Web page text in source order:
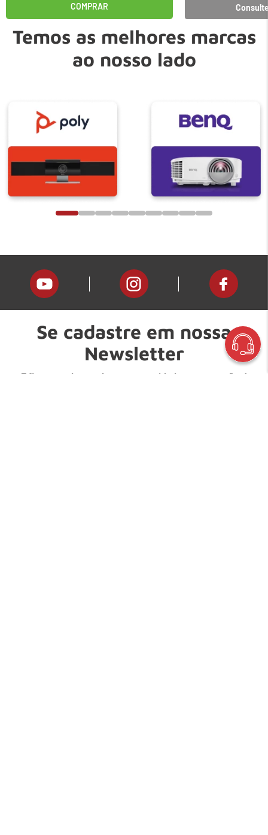
COMPRAR
Temos as melhores marcas
ao nosso lado
Se cadastre em nossa
Newsletter
E fique por dentro de nossas novidades e promoções!